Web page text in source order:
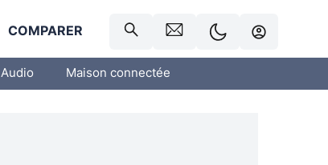
COMPARER
Audio Maison connectée